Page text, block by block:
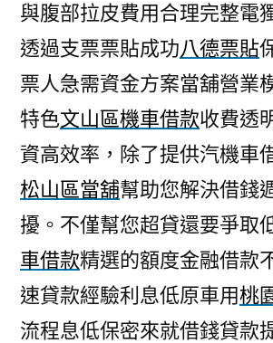
與腹部拉皮費用合理完整電
透過支票票貼成功八德票貼
票人急需資金方案當舖營業
特色文山區機車借款收費透
資高效率，除了提供汽機車
松山區當舖幫助您解決借錢
擾。不僅幫您超貸還要爭取
車借款精選的額度金融借款
速貸款經驗利息低原車用桃
流程息低保密來就借錢貸款